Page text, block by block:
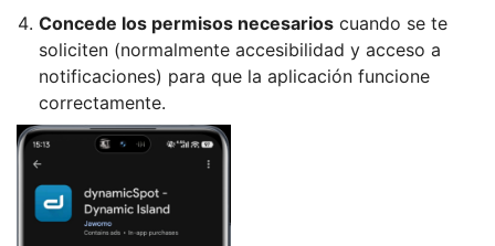
Concede los permisos necesarios cuando se te
soliciten (normalmente accesibilidad y acceso a
notificaciones) para que la aplicación funcione
correctamente.